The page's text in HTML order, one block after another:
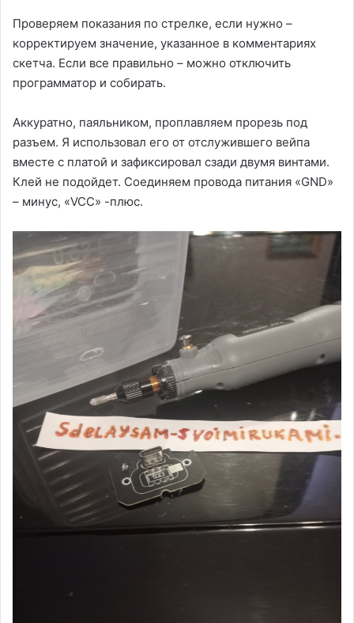
Проверяем показания по стрелке, если нужно –
корректируем значение, указанное в комментариях
скетча. Если все правильно – можно отключить
программатор и собирать.
Аккуратно, паяльником, проплавляем прорезь под
разъем. Я использовал его от отслужившего вейпа
вместе с платой и зафиксировал сзади двумя винтами.
Клей не подойдет. Соединяем провода питания «GND»
– минус, «VCC» -плюс.